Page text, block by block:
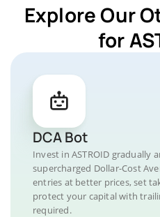
Explore Our
for
DCA Bot
Invest in ASTROID gradually
supercharged Dollar-Cost
entries at better prices, set
protect your capital with
required.